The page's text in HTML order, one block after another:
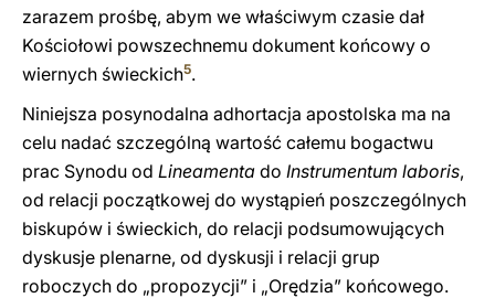
zarazem prośbę, abym we właściwym czasie dał
Kościołowi powszechnemu dokument końcowy o
wiernych świeckich5.
Niniejsza posynodalna adhortacja apostolska ma na
celu nadać szczególną wartość całemu bogactwu
prac Synodu od Lineamenta do Instrumentum laboris,
od relacji początkowej do wystąpień poszczególnych
biskupów i świeckich, do relacji podsumowujących
dyskusje plenarne, od dyskusji i relacji grup
roboczych do „propozycji” i „Orędzia” końcowego.